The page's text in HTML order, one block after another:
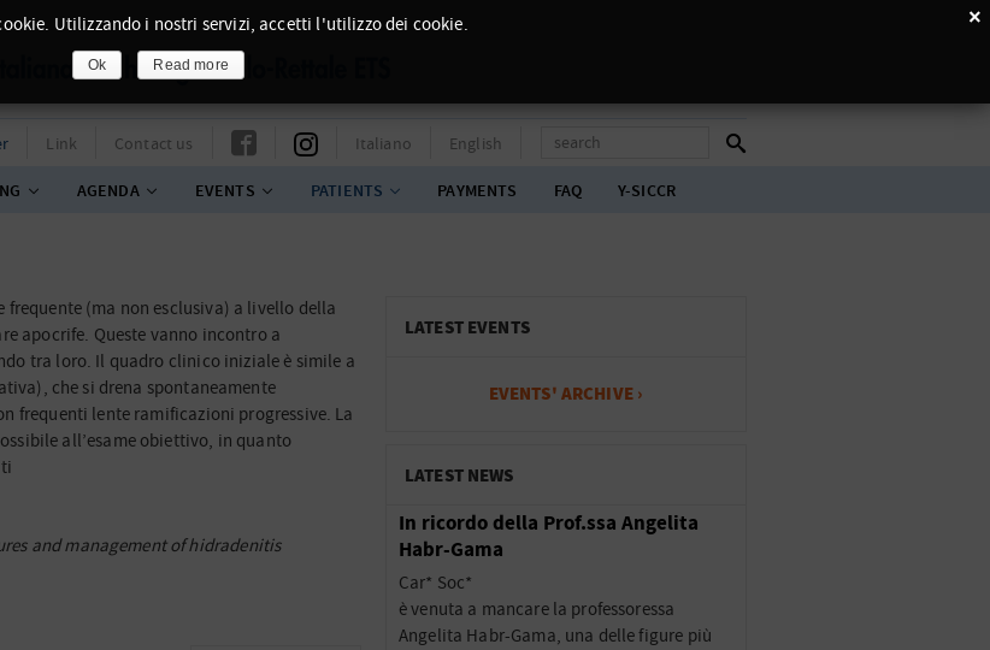
Link Contact us Italiano English
AGENDA EVENTS PATIENTS PAYMENTS FAQ Y-SICCR
(ma non esclusiva) a livello della
apocrife. Queste vanno incontro a
tra loro. Il quadro clinico iniziale è simile a
che si drena spontaneamente
frequenti lente ramificazioni progressive. La
all’esame obiettivo, in quanto
and management of hidradenitis
LATEST EVENTS
EVENTS' ARCHIVE ›
LATEST NEWS
In ricordo della Prof.ssa Angelita
Habr-Gama
Car* Soc*
è venuta a mancare la professoressa
Angelita Habr-Gama, una delle figure più
×
Utilizzando i nostri servizi, accetti l'utilizzo dei cookie.
Ok Read more